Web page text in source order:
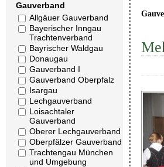
Gauverband
Allgäuer Gauverband
Bayerischer Inngau
Trachtenverband
Bayrischer Waldgau
Donaugau
Gauverband I
Gauverband Oberpfalz
Isargau
Lechgauverband
Loisachtaler
Gauverband
Oberer Lechgauverband
Oberpfälzer Gauverband
Trachtengau München
und Umgebung